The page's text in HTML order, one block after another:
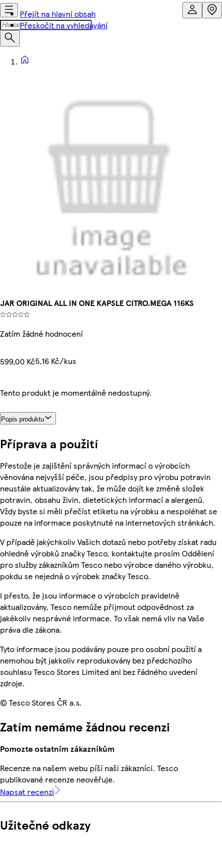
Přejít na hlavní obsah
Přeskočit na vyhledávání
JAR ORIGINAL ALL IN ONE KAPSLE CITRO.MEGA 116KS
Zatím žádné hodnocení
599,00 Kč5,16 Kč/kus
Tento produkt je momentálně nedostupný.
Popis produktu
Příprava a použití
Přestože je zajištění správných informací o výrobcích
věnována nejvyšší péče, jsou předpisy pro výrobu potravin
neustále aktualizovány tak, že může dojít ke změně složek
potravin, obsahu živin, dietetických informací a alergenů.
Vždy byste si měli přečíst etiketu na výrobku a nespoléhat se
pouze na informace poskytnuté na internetových stránkách.
V případě jakýchkoliv Vašich dotazů nebo potřeby získat radu
ohledně výrobků značky Tesco, kontaktujte prosím Oddělení
pro služby zákazníkům Tesco nebo výrobce daného výrobku,
pokdu se nejedná o výrobek značky Tesco.
I přesto, že jsou informace o výrobcích pravidelně
aktualizovány, Tesco nemůže přijmout odpovědnost za
jakékoliv nesprávné informace. To však nemá vliv na Vaše
práva dle zákona.
Tyto informace jsou podávány pouze pro osobní použití a
nemohou být jakkoliv reprodukovány bez předchozího
souhlasu Tesco Stores Limited ani bez řádného uvedení
zdroje.
© Tesco Stores ČR a.s.
Zatím nemáme žádnou recenzi
Pomozte ostatním zákazníkům
Recenze na našem webu píší naši zákazníci. Tesco
publikované recenze neověřuje.
Napsat recenzi
Užitečné odkazy